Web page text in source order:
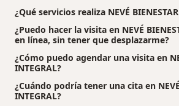
¿Qué servicios realiza NEVÉ
¿Puedo hacer la visita en NEVÉ
en línea, sin tener que desplazarme?
¿Cómo puedo agendar una visita en
INTEGRAL?
¿Cuándo podría tener una cita en NEVÉ
INTEGRAL?